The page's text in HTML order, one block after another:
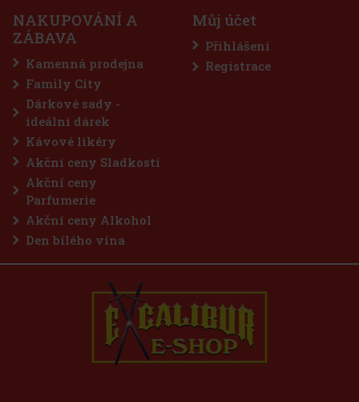
(> 5 ks)
FLERET Tradice Meruňkovice je postavena na jediné odrůdě a
jednom osvědčeném regionu. Základem jsou meruňky z oblasti
Velkých Pavlovic, která je dlouhodobě považována za jednu z
nejlepších sadařských lokalit pro tuto plodinu. Degustační profil:
Vel
279 Kč bez DPH
NAKUPOVÁNÍ A
ZÁBAVA
Kamenná prodejna
Family City
Dárkové sady -
ideální dárek
Kávové likéry
Akční ceny Sladkosti
Akční ceny
Parfumerie
Akční ceny Alkohol
Den bílého vína
Můj účet
Přihlášení
Registrace